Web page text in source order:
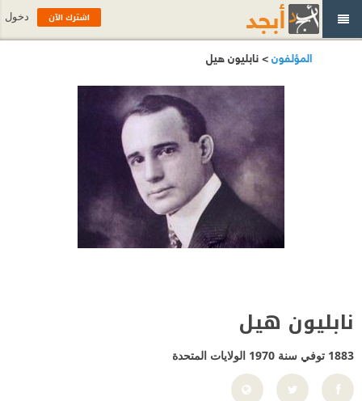
المؤلفون> نابليون هيل
نابليون هيل
1883 توفي سنة 1970 الولايات المتحدة
اشترك الآن دخول